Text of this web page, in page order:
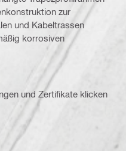
zur
und Kabeltrassen
korrosiven
und Zertifikate klicken